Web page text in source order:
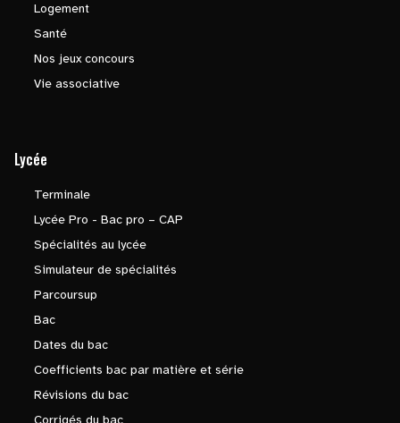
Logement
Santé
Nos jeux concours
Vie associative
Lycée
Terminale
Lycée Pro - Bac pro – CAP
Spécialités au lycée
Simulateur de spécialités
Parcoursup
Bac
Dates du bac
Coefficients bac par matière et série
Révisions du bac
Corrigés du bac